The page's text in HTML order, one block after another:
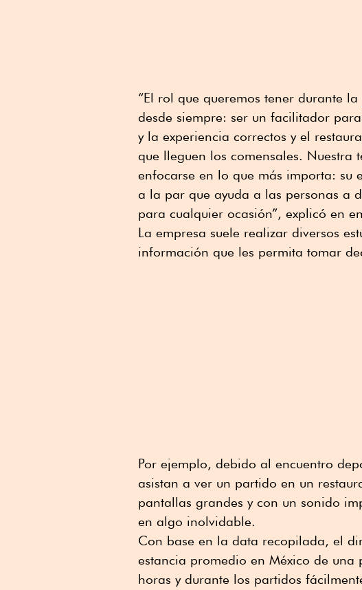
“El rol que queremos tener durante la
desde siempre: ser un facilitador
y la experiencia correctos y el
que lleguen los comensales. Nuestra
enfocarse en lo que más importa: su
a la par que ayuda a las personas a
para cualquier ocasión”, explicó en
La empresa suele realizar diversos
información que les permita tomar
Por ejemplo, debido al encuentro
asistan a ver un partido en un
pantallas grandes y con un sonido
en algo inolvidable.
Con base en la data recopilada, el
estancia promedio en México de
horas y durante los partidos